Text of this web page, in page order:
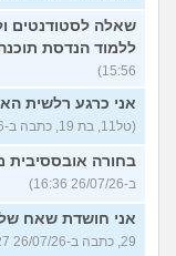
שאלה לסטודנטים
ללמוד הנדסת
15:56)
אני כרגע רלשית
(טל11, בת 19, כתבה ב-26/07/26 16:47)
בחורה אובססיבית
ב-26/07/26 16:36)
אני חושדת שאח
29, כתבה ב-26/07/26 16:27)